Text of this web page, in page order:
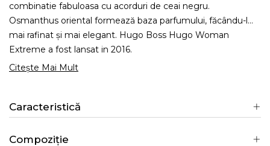
combinatie fabuloasa cu acorduri de ceai negru.
Osmanthus oriental formează baza parfumului, făcându-l
mai rafinat și mai elegant. Hugo Boss Hugo Woman
Extreme a fost lansat in 2016.
Citește Mai Mult
Caracteristică
Compoziție